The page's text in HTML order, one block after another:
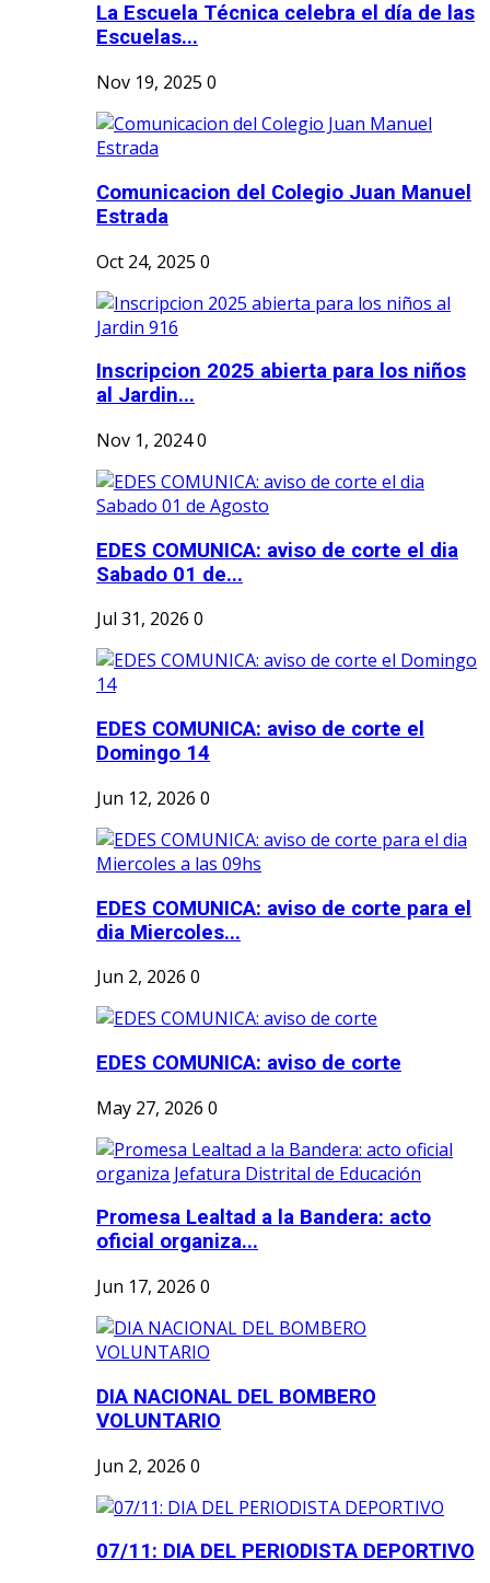
La Escuela Técnica celebra el día de las
Escuelas...
Nov 19, 2025 0
Comunicacion del Colegio Juan Manuel
Estrada
Oct 24, 2025 0
Inscripcion 2025 abierta para los niños
al Jardin...
Nov 1, 20240
EDES COMUNICA: aviso de corte el dia
Sabado 01 de...
Jul 31, 2026 0
EDES COMUNICA: aviso de corte el
Domingo 14
Jun 12, 2026 0
EDES COMUNICA: aviso de corte para el
dia Miercoles...
Jun 2, 2026 0
EDES COMUNICA: aviso de corte
May 27, 2026 0
Promesa Lealtad a la Bandera: acto
oficial organiza...
Jun 17, 2026 0
DIA NACIONAL DEL BOMBERO
VOLUNTARIO
Jun 2, 2026 0
07/11: DIA DEL PERIODISTA DEPORTIVO